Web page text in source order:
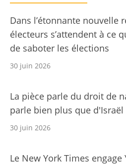
Dans l’étonnante nouvelle
électeurs s’attendent à ce
de saboter les élections
30 juin 2026
La pièce parle du droit de
parle bien plus que d'Israël
30 juin 2026
Le New York Times engage